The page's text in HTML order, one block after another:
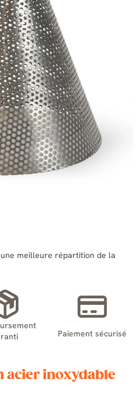
meilleure répartition de la
Paiement sécurisé
acier inoxydable